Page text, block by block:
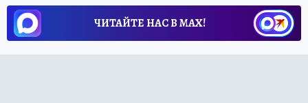
ЧИТАЙТЕ НАС В МАХ!